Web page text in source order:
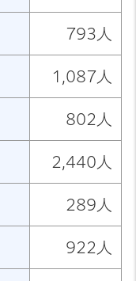
793人
1,087人
802人
2,440人
289人
922人